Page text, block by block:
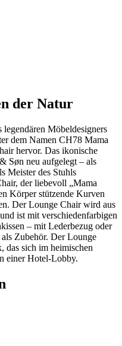
der Natur
Möbeldesigners
dem Namen CH78 Mama
hervor. Das ikonische
Søn neu aufgelegt – als
Meister des Stuhls
der liebevoll „Mama
Körper stützende Kurven
Der Lounge Chair wird aus
ist mit verschiedenfarbigen
– mit Lederbezug oder
Zubehör. Der Lounge
das sich im heimischen
einer Hotel-Lobby.